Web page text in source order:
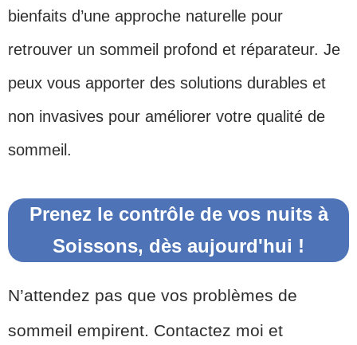
bienfaits d’une approche naturelle pour
retrouver un sommeil profond et réparateur. Je
peux vous apporter des solutions durables et
non invasives pour améliorer votre qualité de
sommeil.
Prenez le contrôle de vos nuits à
Soissons, dès aujourd'hui !
N’attendez pas que vos problèmes de
sommeil empirent. Contactez moi et